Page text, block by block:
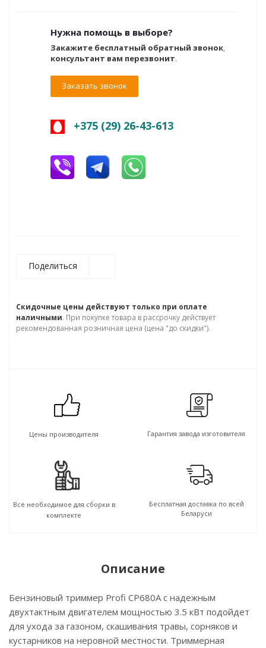
Нужна помощь в выборе?
Закажите бесплатный обратный звонок,
консультант вам перезвонит.
Заказать звонок
+375 (29) 26-43-613
Поделиться
Скидочные цены действуют только при оплате
наличными. При покупке товара в рассрочку действует
рекомендованная розничная цена (цена "до скидки").
Цены производителя Гарантия завода изготовителя
Всё необходимое для сборки в
комплекте
Бесплатная доставка по всей
Беларуси
Описание
Бензиновый триммер Profi CР680А с надежным
двухтактным двигателем мощностью 3.5 кВт подойдет
для ухода за газоном, скашивания травы, сорняков и
кустарников на неровной местности. Триммерная